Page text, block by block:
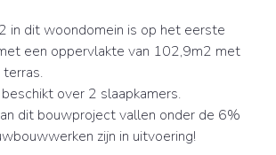
in dit woondomein is op het eerste
een oppervlakte van 102,9m2 met
over 2 slaapkamers.
dit bouwproject vallen onder de 6%
zijn in uitvoering!